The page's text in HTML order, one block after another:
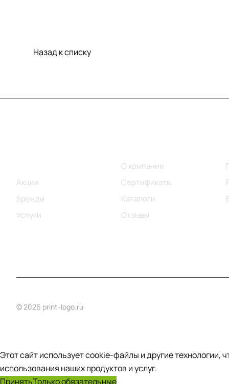
Назад к списку
Акции
Бренды
Услуги
О компании
Сертификаты
Каталоги
Отзывы
© 2026 print-logo.ru
Этот сайт использует cookie-файлы и другие технологии,
использования наших продуктов и услуг.
ПринятьТолько обязательные